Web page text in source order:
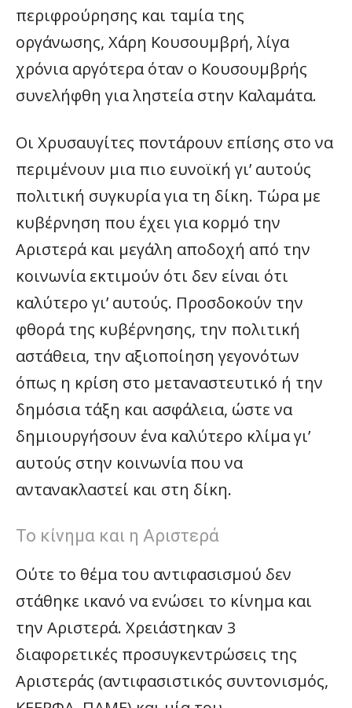
περιφρούρησης και ταμία της
οργάνωσης, Χάρη Κουσουμβρή, λίγα
χρόνια αργότερα όταν ο Κουσουμβρής
συνελήφθη για ληστεία στην Καλαμάτα.
Οι Χρυσαυγίτες ποντάρουν επίσης στο να
περιμένουν μια πιο ευνοϊκή γι’ αυτούς
πολιτική συγκυρία για τη δίκη. Τώρα με
κυβέρνηση που έχει για κορμό την
Αριστερά και μεγάλη αποδοχή από την
κοινωνία εκτιμούν ότι δεν είναι ότι
καλύτερο γι’ αυτούς. Προσδοκούν την
φθορά της κυβέρνησης, την πολιτική
αστάθεια, την αξιοποίηση γεγονότων
όπως η κρίση στο μεταναστευτικό ή την
δημόσια τάξη και ασφάλεια, ώστε να
δημιουργήσουν ένα καλύτερο κλίμα γι’
αυτούς στην κοινωνία που να
αντανακλαστεί και στη δίκη.
Το κίνημα και η Αριστερά
Ούτε το θέμα του αντιφασισμού δεν
στάθηκε ικανό να ενώσει το κίνημα και
την Αριστερά. Χρειάστηκαν 3
διαφορετικές προσυγκεντρώσεις της
Αριστεράς (αντιφασιστικός συντονισμός,